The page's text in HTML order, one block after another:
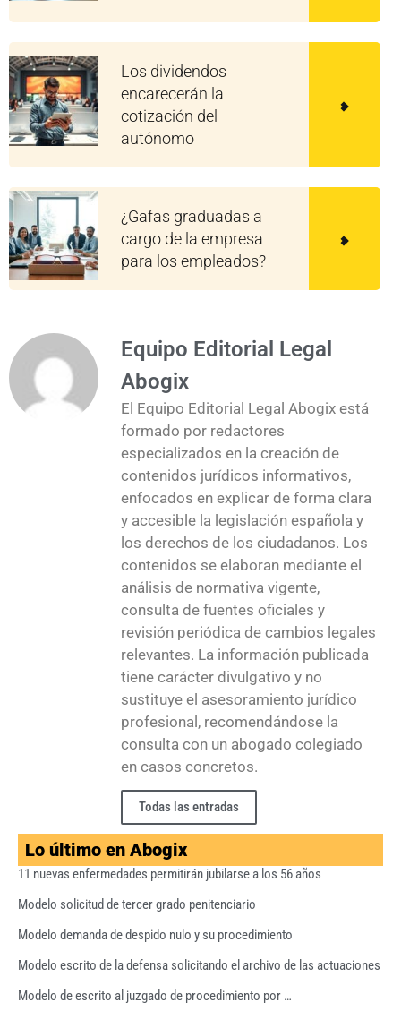
Los dividendos
encarecerán la
cotización del
autónomo
¿Gafas graduadas a
cargo de la empresa
para los empleados?
Equipo Editorial Legal
Abogix
El Equipo Editorial Legal Abogix está
formado por redactores
especializados en la creación de
contenidos jurídicos informativos,
enfocados en explicar de forma clara
y accesible la legislación española y
los derechos de los ciudadanos. Los
contenidos se elaboran mediante el
análisis de normativa vigente,
consulta de fuentes oficiales y
revisión periódica de cambios legales
relevantes. La información publicada
tiene carácter divulgativo y no
sustituye el asesoramiento jurídico
profesional, recomendándose la
consulta con un abogado colegiado
en casos concretos.
Todas las entradas
Lo último en Abogix
11 nuevas enfermedades permitirán jubilarse a los 56 años
Modelo solicitud de tercer grado penitenciario
Modelo demanda de despido nulo y su procedimiento
Modelo escrito de la defensa solicitando el archivo de las actuaciones
Modelo de escrito al juzgado de procedimiento por …